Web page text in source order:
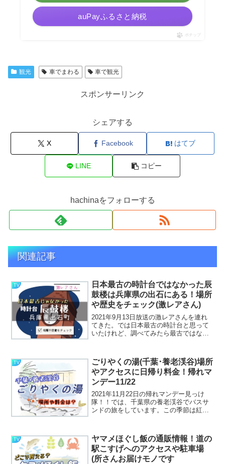
auPayふるさと納税
ポチップ
観光 車でまわる 車で観光
スポンサーリンク
シェアする
X Facebook はてブ
LINE コピー
hachinaをフォローする
関連記事
TV
日本最古の時計台ではなかった辰
鼓楼は兵庫県の出石にある！場所
や歴史をチェック(激レアさん)
2021年9月13日放送の激レアさんを連れ
てきた。では日本最古の時計台と思って
いたけれど、調べてみたら最古ではなく
目に古い時計台は兵庫県豊岡市にある町
の時計台「辰鼓楼(...
TV
ごりやくの湯(千葉･養老渓谷)場所
やアクセスに日帰り料金！帰れマ
ンデー11/22
2021年11月22日の帰れマンデー見っけ
隊！！では、千葉県の養老渓谷でバスサ
ンドの旅をしています。この季節は紅葉
が、どこの温泉なのでしょうか？調べた
ところ、滝見苑けんこ...
TV
ヤマメほぐし飯の通販情報！道の
駅こすげへのアクセスや駐車場
(所さんお届けモノです